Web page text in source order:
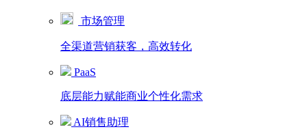
市场管理
全渠道营销获客，高效转化
PaaS
底层能力赋能商业个性化需求
AI销售助理